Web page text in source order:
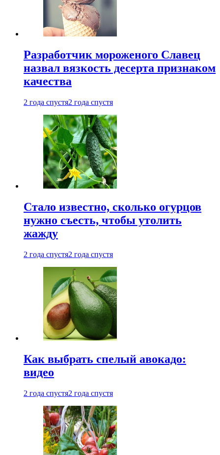
Разработчик мороженого Славец
назвал вязкость десерта признаком
качества
2 года спустя2 года спустя
Стало известно, сколько огурцов
нужно съесть, чтобы утолить
жажду
2 года спустя2 года спустя
Как выбрать спелый авокадо:
видео
2 года спустя2 года спустя